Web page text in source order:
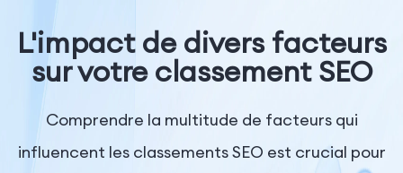
Solutions
L'impact de divers facteurs
sur votre classement SEO
Comprendre la multitude de facteurs qui
influencent les classements SEO est crucial pour